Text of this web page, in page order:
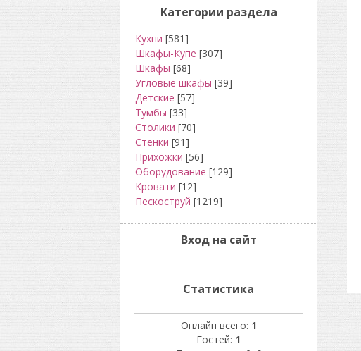
Категории раздела
Кухни [581]
Шкафы-Купе [307]
Шкафы [68]
Угловые шкафы [39]
Детские [57]
Тумбы [33]
Столики [70]
Стенки [91]
Прихожки [56]
Оборудование [129]
Кровати [12]
Пескоструй [1219]
Вход на сайт
Статистика
Онлайн всего: 1
Гостей: 1